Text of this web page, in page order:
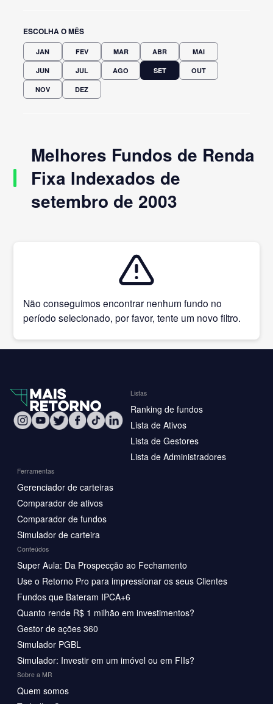
ESCOLHA O MÊS
JAN FEV MAR ABR MAI
JUN JUL AGO SET OUT
NOV DEZ
Melhores Fundos de Renda
Fixa Indexados de
setembro de 2003
Não conseguimos encontrar nenhum fundo no
período selecionado, por favor, tente um novo filtro.
Listas
Ranking de fundos
Lista de Ativos
Lista de Gestores
Lista de Administradores
Ferramentas
Gerenciador de carteiras
Comparador de ativos
Comparador de fundos
Simulador de carteira
Conteúdos
Super Aula: Da Prospecção ao Fechamento
Use o Retorno Pro para impressionar os seus Clientes
Fundos que Bateram IPCA+6
Quanto rende R$ 1 milhão em investimentos?
Gestor de ações 360
Simulador PGBL
Simulador: Investir em um imóvel ou em FIIs?
Sobre a MR
Quem somos